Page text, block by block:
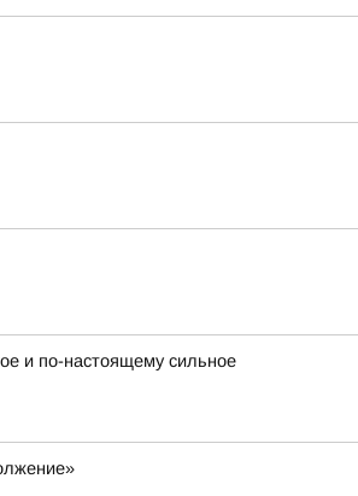
и по-настоящему сильное